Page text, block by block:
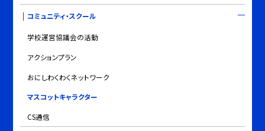
コミュニティ・スクール
学校運営協議会の活動
アクションプラン
おにしわくわくネットワーク
マスコットキャラクター
CS通信